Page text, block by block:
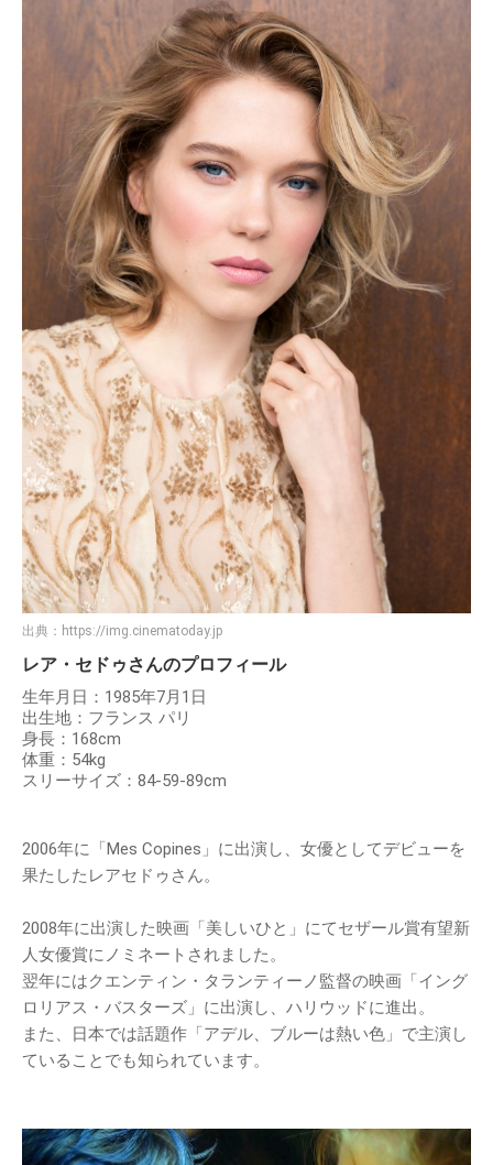
出典： https://img.cinematoday.jp
レア・セドゥさんのプロフィール
生年月日：1985年7月1日
出生地：フランス パリ
身長：168cm
体重：54kg
スリーサイズ：84-59-89cm
2006年に「Mes Copines」に出演し、女優としてデビューを
果たしたレアセドゥさん。
2008年に出演した映画「美しいひと」にてセザール賞有望新
人女優賞にノミネートされました。
翌年にはクエンティン・タランティーノ監督の映画「イング
ロリアス・バスターズ」に出演し、ハリウッドに進出。
また、日本では話題作「アデル、ブルーは熱い色」で主演し
ていることでも知られています。